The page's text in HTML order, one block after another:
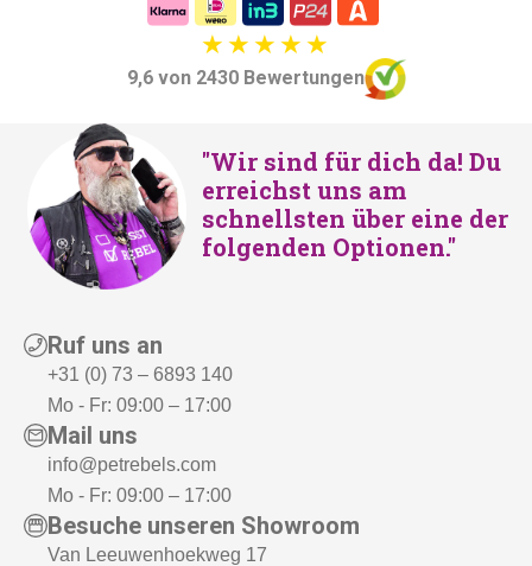
9,6 von 2430 Bewertungen
"Wir sind für dich da! Du
erreichst uns am
schnellsten über eine der
folgenden Optionen."
Ruf uns an
+31 (0) 73 – 6893 140
Mo - Fr: 09:00 – 17:00
Mail uns
info@petrebels.com
Mo - Fr: 09:00 – 17:00
Besuche unseren Showroom
Van Leeuwenhoekweg 17